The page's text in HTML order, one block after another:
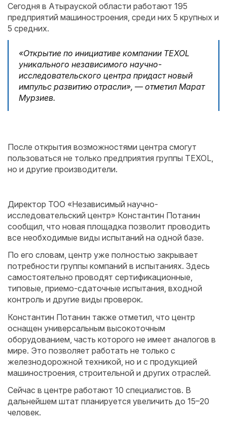
Сегодня в Атырауской области работают 195
предприятий машиностроения, среди них 5 крупных и
5 средних.
«Открытие по инициативе компании TEXOL
уникального независимого научно-
исследовательского центра придаст новый
импульс развитию отрасли», — отметил Марат
Мурзиев.
После открытия возможностями центра смогут
пользоваться не только предприятия группы TEXOL,
но и другие производители.
Директор ТОО «Независимый научно-
исследовательский центр» Константин Потанин
сообщил, что новая площадка позволит проводить
все необходимые виды испытаний на одной базе.
По его словам, центр уже полностью закрывает
потребности группы компаний в испытаниях. Здесь
самостоятельно проводят сертификационные,
типовые, приемо-сдаточные испытания, входной
контроль и другие виды проверок.
Константин Потанин также отметил, что центр
оснащен универсальным высокоточным
оборудованием, часть которого не имеет аналогов в
мире. Это позволяет работать не только с
железнодорожной техникой, но и с продукцией
машиностроения, строительной и других отраслей.
Сейчас в центре работают 10 специалистов. В
дальнейшем штат планируется увеличить до 15–20
человек.